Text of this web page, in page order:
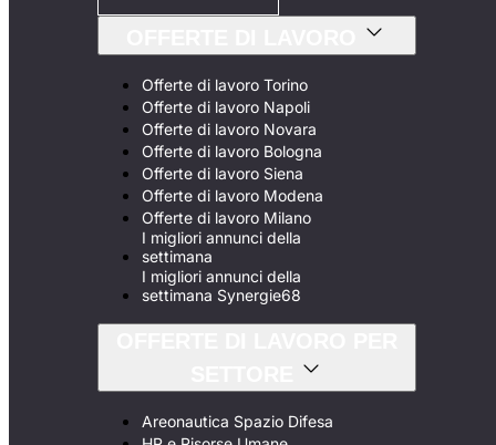
Offerte di lavoro Torino
Offerte di lavoro Napoli
Offerte di lavoro Novara
Offerte di lavoro Bologna
Offerte di lavoro Siena
Offerte di lavoro Modena
Offerte di lavoro Milano
I migliori annunci della
settimana
I migliori annunci della
settimana Synergie68
Areonautica Spazio Difesa